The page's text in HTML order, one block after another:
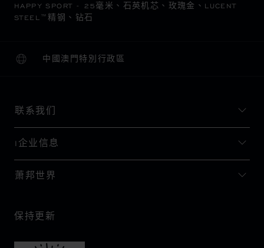
HAPPY SPORT - 25毫米、石英机芯、玫瑰金、LUCENT
STEEL™精钢、钻石
中國澳門特別行政區
本地化（更改国家/地区）
更改国家/地区
联系我们
I企业信息
萧邦世界
保持更新